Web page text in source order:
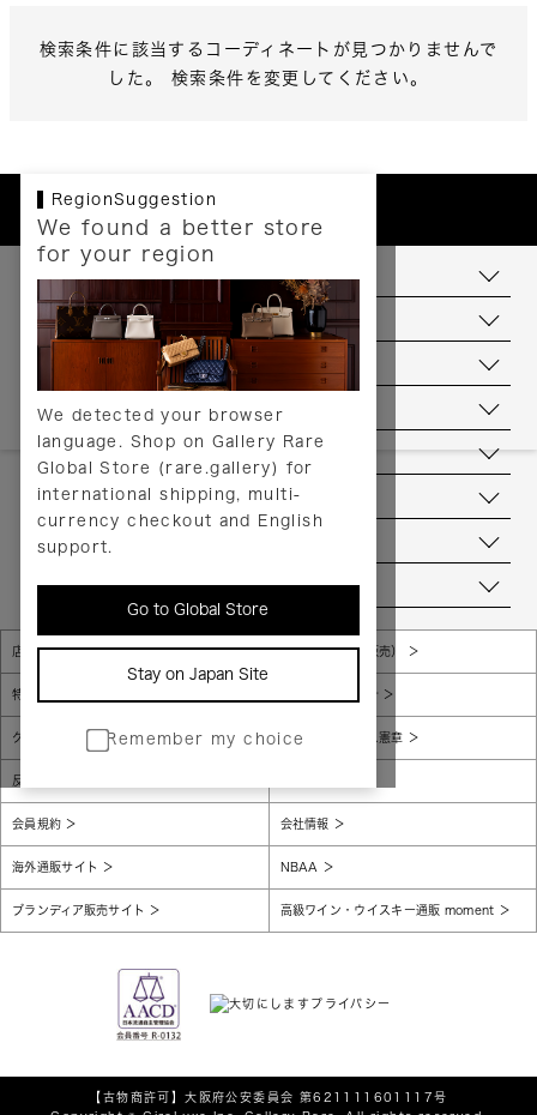
検索条件に該当するコーディネートが見つかりませんで
した。 検索条件を変更してください。
RegionSuggestion
We found a better store
for your region
We detected your browser
language. Shop on Gallery Rare
Global Store (rare.gallery) for
international shipping, multi-
currency checkout and English
support.
Go to Global Store
Stay on Japan Site
Remember my choice
お支払いについて
配送について
送料について
返品について
ヘルプ
お問い合わせ
当店について
店舗一覧 販売規約（店頭販売）
特定商取引法に基づく表示 個人情報保護方針
グローバルプライバシーポリシー コンプライアンス憲章
反社会的勢力に対する基本方針
会員規約 会社情報
海外通販サイト NBAA
ブランディア販売サイト 高級ワイン・ウイスキー通販 moment
【古物商許可】大阪府公安委員会 第621111601117号